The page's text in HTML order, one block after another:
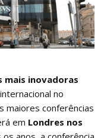
mais inovadoras
no
maiores conferências
em Londres nos